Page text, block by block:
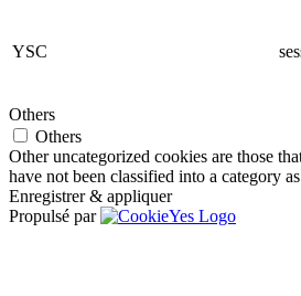
YSC
Others
Others
Other uncategorized cookies are those
have not been classified into a category
Enregistrer & appliquer
Propulsé par